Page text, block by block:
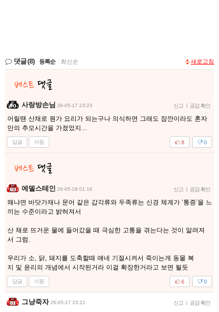
댓글(8) 등록순 최신순 새로고침
사랑방손님 26-05-17 23:23 신고 공감 확인
어릴땐 산채로 뭔가 요리가 되는구나 의식하면 그래도 잠깐이라도 혼자
만의 추모시간을 가졌었지...
답글 이동 0
8
에델스테인 26-05-18 01:16 신고 공감 확인
왜냐면 바닷가재나 문어 같은 갑각류와 두족류는 신경 체계가 ‘통증’을 느
끼는 수준이라고 밝혀져서
산 채로 뜨거운 물에 들어갔을 때 극심한 고통을 겪는다는 것이 알려져
서 그럼.
우리가 소, 닭, 돼지를 도축할때 얘네 기절시켜서 죽이는게 동물 복
지 및 윤리의 개념에서 시작된거라 이걸 확장한거라고 보면 될듯
답글 이동 0
6
그냥죽자 26-05-17 23:21 신고 공감 확인